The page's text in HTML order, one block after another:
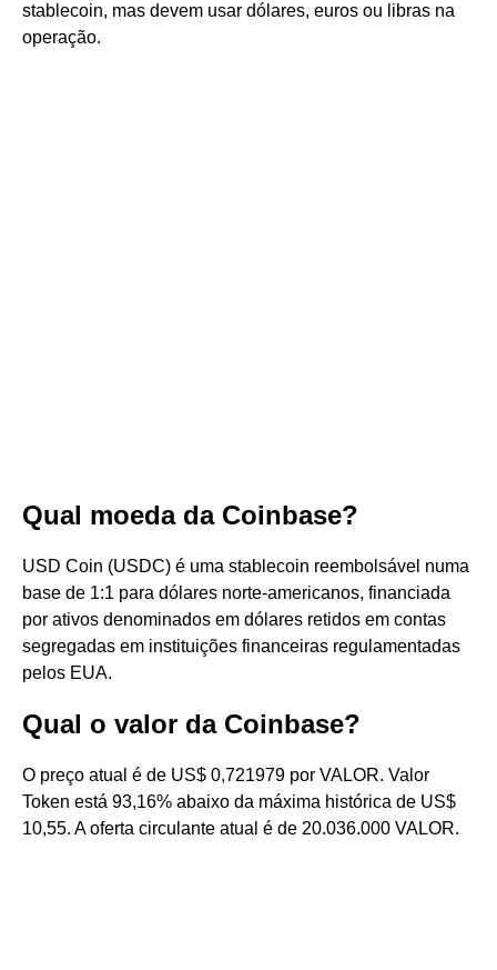
stablecoin, mas devem usar dólares, euros ou libras na
operação.
Qual moeda da Coinbase?
USD Coin (USDC) é uma stablecoin reembolsável numa
base de 1:1 para dólares norte-americanos, financiada
por ativos denominados em dólares retidos em contas
segregadas em instituições financeiras regulamentadas
pelos EUA.
Qual o valor da Coinbase?
O preço atual é de US$ 0,721979 por VALOR. Valor
Token está 93,16% abaixo da máxima histórica de US$
10,55. A oferta circulante atual é de 20.036.000 VALOR.